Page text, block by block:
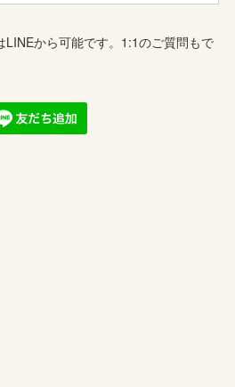
LINEから可能です。1:1のご質問もで